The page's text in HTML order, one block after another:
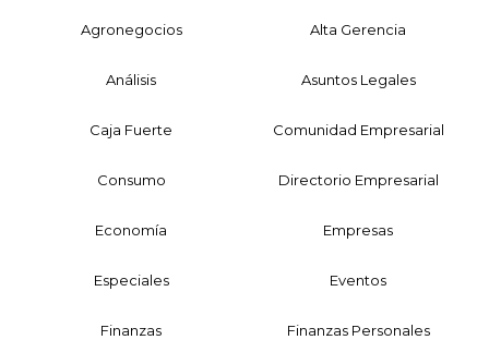
Agronegocios Alta Gerencia
Análisis Asuntos Legales
Caja Fuerte Comunidad Empresarial
Consumo Directorio Empresarial
Economía Empresas
Especiales Eventos
Finanzas Finanzas Personales